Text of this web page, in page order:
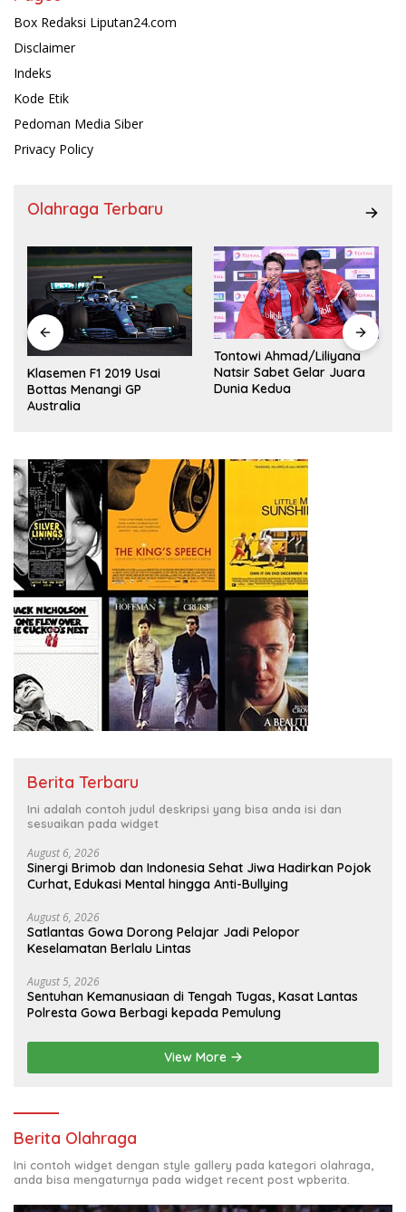
Box Redaksi Liputan24.com
Disclaimer
Indeks
Kode Etik
Pedoman Media Siber
Privacy Policy
Olahraga Terbaru
Klasemen F1 2019 Usai
Bottas Menangi GP
Australia
Tontowi Ahmad/Liliyana
Natsir Sabet Gelar Juara
Dunia Kedua
Berita Terbaru
Ini adalah contoh judul deskripsi yang bisa anda isi dan
sesuaikan pada widget
August 6, 2026
Sinergi Brimob dan Indonesia Sehat Jiwa Hadirkan Pojok
Curhat, Edukasi Mental hingga Anti-Bullying
August 6, 2026
Satlantas Gowa Dorong Pelajar Jadi Pelopor
Keselamatan Berlalu Lintas
August 5, 2026
Sentuhan Kemanusiaan di Tengah Tugas, Kasat Lantas
Polresta Gowa Berbagi kepada Pemulung
View More
Berita Olahraga
Ini contoh widget dengan style gallery pada kategori olahraga,
anda bisa mengaturnya pada widget recent post wpberita.